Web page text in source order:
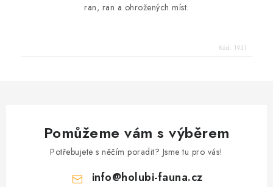
ran, ran a ohrožených míst.
Kód: 1931
Pomůžeme vám s výběrem
Potřebujete s něčím poradit? Jsme tu pro vás!
info@holubi-fauna.cz